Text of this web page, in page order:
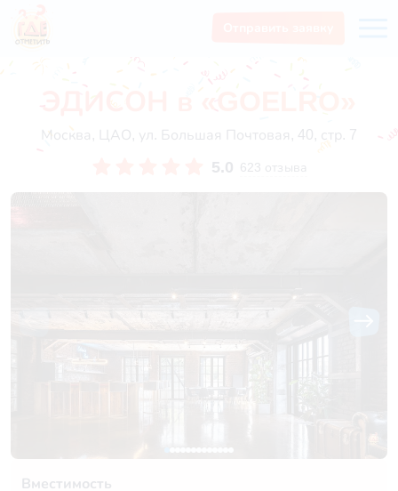
ЭДИСОН в «GOELRO»
Москва, ЦАО, ул. Большая Почтовая, 40, стр. 7
5.0 623 отзыва
Вместимость